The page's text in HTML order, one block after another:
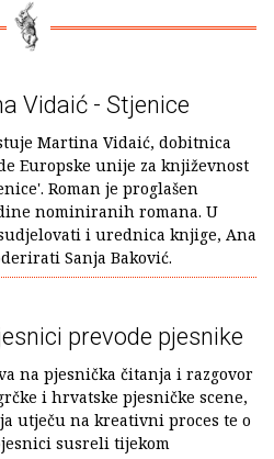
Vidaić - Stjenice
Martina Vidaić, dobitnica
Europske unije za književnost
Roman je proglašen
nominiranih romana. U
i urednica knjige, Ana
Sanja Baković.
prevode pjesnike
na pjesnička čitanja i razgovor
i hrvatske pjesničke scene,
utječu na kreativni proces te o
susreli tijekom